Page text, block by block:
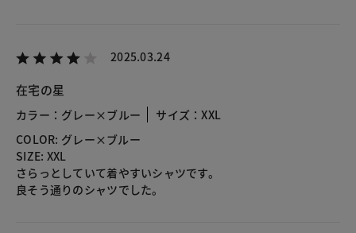
2025.03.24
在宅の星
カラー：グレー×ブルー
サイズ：XXL
COLOR: グレー×ブルー
SIZE: XXL
さらっとしていて着やすいシャツです。
良そう通りのシャツでした。